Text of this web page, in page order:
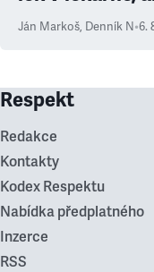
Ján Markoš, Denník N•6.
Respekt
Redakce
Kontakty
Kodex Respektu
Nabídka předplatného
Inzerce
RSS